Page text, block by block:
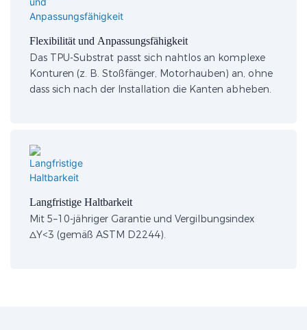
Flexibilität und Anpassungsfähigkeit
Das TPU-Substrat passt sich nahtlos an komplexe
Konturen (z. B. Stoßfänger, Motorhauben) an, ohne
dass sich nach der Installation die Kanten abheben.
Langfristige Haltbarkeit
Mit 5–10-jähriger Garantie und Vergilbungsindex
ΔY<3 (gemäß ASTM D2244).